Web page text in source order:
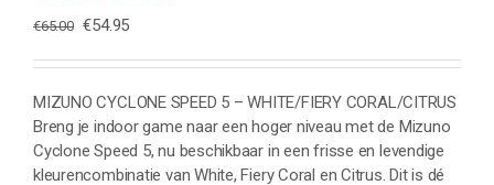
€65.00 Oorspronkelijke
was:
€65.00.
€54.95Huidige
is:
€54.95.
MIZUNO CYCLONE SPEED 5 – WHITE/FIERY CORAL/CITRUS
Breng je indoor game naar een hoger niveau met de Mizuno
Cyclone Speed 5, nu beschikbaar in een frisse en levendige
kleurencombinatie van White, Fiery Coral en Citrus. Dit is dé